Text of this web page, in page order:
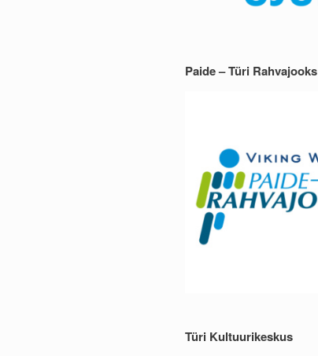
Paide – Türi Rahvajooks
Türi Kultuurikeskus